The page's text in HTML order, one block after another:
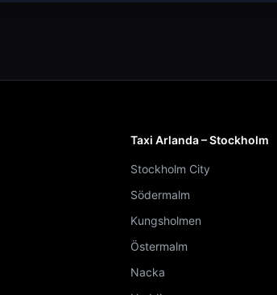
Taxi Arlanda – Stockholm
Stockholm City
Södermalm
Kungsholmen
Östermalm
Nacka